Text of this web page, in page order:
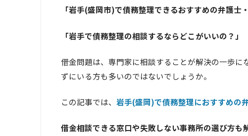
「岩手(盛岡市)で債務整理できるおすすめの弁護士
「岩手で債務整理の相談するならどこがいいの？」
借金問題は、専門家に相談することが解決の一歩
ずにいる方も多いのではないでしょうか。
この記事では、 岩手(盛岡)で債務整理におすすめの
借金相談できる窓口や失敗しない事務所の選び方も